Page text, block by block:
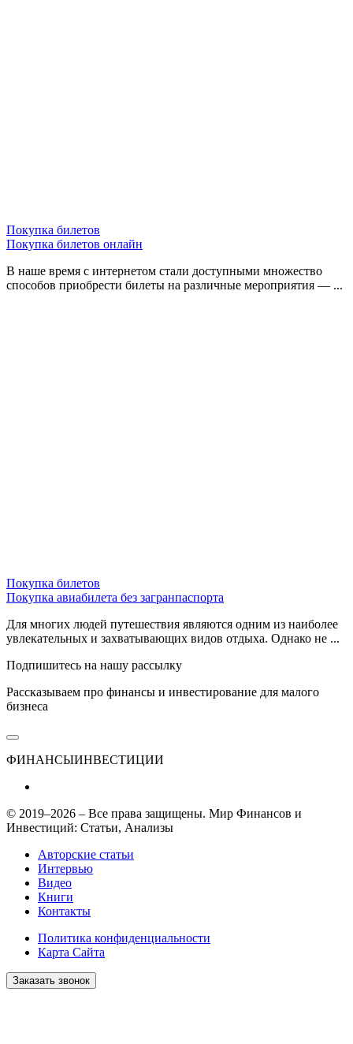
Покупка билетов
Покупка билетов онлайн
В наше время с интернетом стали доступными множество
способов приобрести билеты на различные мероприятия — ...
Покупка билетов
Покупка авиабилета без загранпаспорта
Для многих людей путешествия являются одним из наиболее
увлекательных и захватывающих видов отдыха. Однако не ...
Подпишитесь на нашу рассылку
Рассказываем про финансы и инвестирование для малого
бизнеса
ФИНАНСЫИНВЕСТИЦИИ
© 2019–2026 – Все права защищены. Мир Финансов и
Инвестиций: Статьи, Анализы
Авторские статьи
Интервью
Видео
Книги
Контакты
Политика конфиденциальности
Карта Сайта
Заказать звонок